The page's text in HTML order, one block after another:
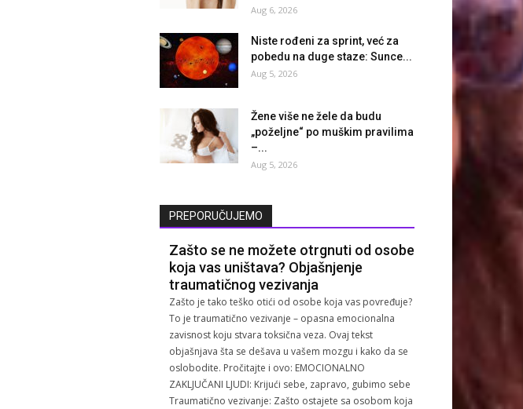
Aug 6, 2026
Niste rođeni za sprint, već za
pobedu na duge staze: Sunce...
Aug 5, 2026
Žene više ne žele da budu
„poželjne“ po muškim pravilima
–...
Aug 5, 2026
PREPORUČUJEMO
Zašto se ne možete otrgnuti od osobe
koja vas uništava? Objašnjenje
traumatičnog vezivanja
Zašto je tako teško otići od osobe koja vas povređuje?
To je traumatično vezivanje – opasna emocionalna
zavisnost koju stvara toksična veza. Ovaj tekst
objašnjava šta se dešava u vašem mozgu i kako da se
oslobodite. Pročitajte i ovo: EMOCIONALNO
ZAKLJUČANI LJUDI: Krijući sebe, zapravo, gubimo sebe
Traumatično vezivanje: Zašto ostajete sa osobom koja